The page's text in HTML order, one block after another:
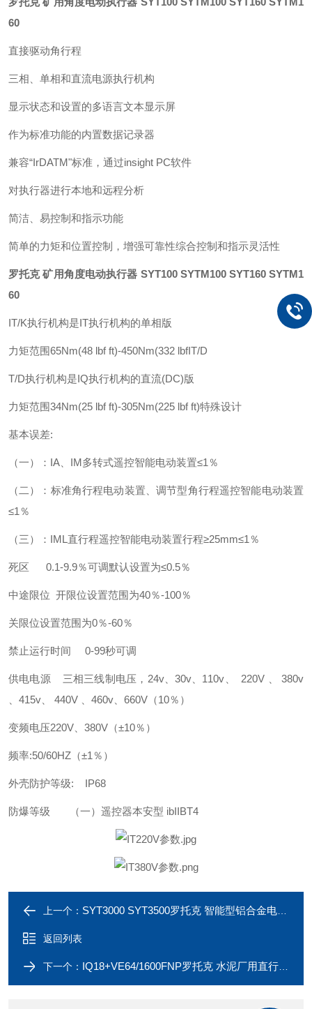
60
直接驱动角行程
三相、单相和直流电源执行机构
显示状态和设置的多语言文本显示屏
作为标准功能的内置数据记录器
兼容“IrDATM"标准，通过insight PC软件
对执行器进行本地和远程分析
简洁、易控制和指示功能
简单的力矩和位置控制，增强可靠性综合控制和指示灵活性
罗托克 矿用角度电动执行器 SYT100 SYTM100SYT160 SYTM1
60
IT/K执行机构是IT执行机构的单相版
力矩范围65Nm(48 lbf ft)-450Nm(332 lbfIT/D
T/D执行机构是IQ执行机构的直流(DC)版
力矩范围34Nm(25 lbf ft)-305Nm(225 lbf ft)特殊设计
基本误差:
（一）：IA、IM多转式遥控智能电动装置≤1％
（二）：标准角行程电动装置、调节型角行程遥控智能电动装置
≤1％
（三）：IML直行程遥控智能电动装置行程≥25mm≤1％
死区 0.1-9.9％可调默认设置为≤0.5％
中途限位 开限位设置范围为40％-100％
关限位设置范围为0％-60％
禁止运行时间 0-99秒可调
供电电源 三相三线制电压，24v、30v、110v、 220V 、 380v
、415v、 440V 、460v、660V（10％）
变频电压220V、380V（±10％）
频率:50/60HZ（±1％）
外壳防护等级: IP68
防爆等级 （一）遥控器本安型 ibIIBT4
上一个： SYT3000 SYT3500罗托克 智能型铝合金电动执行器
返回列表
下一个： IQ18+VE64/1600FNP罗托克 水泥厂用直行程铝合金电动执行器